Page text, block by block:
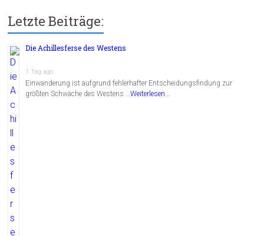
Letzte Beiträge:
Die Achillesferse des Westens
1 Tag ago
Einwanderung ist aufgrund fehlerhafter Entscheidungsfindung zur
größten Schwäche des Westens …Weiterlesen...